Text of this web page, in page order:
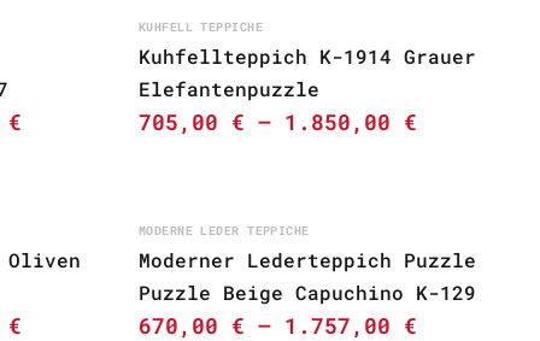
€
KUHFELL TEPPICHE
Kuhfellteppich K-1914 Grauer
Elefantenpuzzle
705,00 € – 1.850,00 €
€
MODERNE LEDER TEPPICHE
Moderner Lederteppich Puzzle
Puzzle Beige Capuchino K-129
670,00 € – 1.757,00 €